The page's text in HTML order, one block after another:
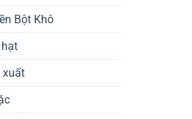
Bột Khô
xuất